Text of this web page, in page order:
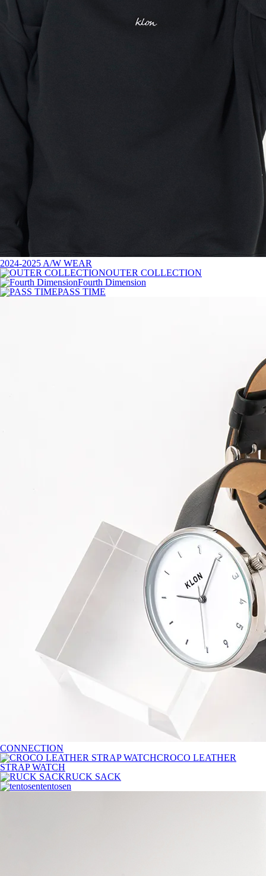
2024-2025 A/W WEAR
OUTER COLLECTION
Fourth Dimension
PASS TIME
CONNECTION
CROCO LEATHER
STRAP WATCH
RUCK SACK
tentosen